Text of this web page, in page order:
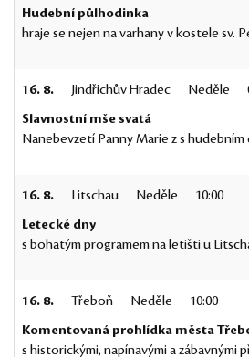
Hudební půlhodinka
hraje se nejen na varhany v kostele sv.
16. 8. Jindřichův Hradec Neděle
Slavnostní mše svatá
Nanebevzetí Panny Marie z s
16. 8. Litschau Neděle
10:00
Letecké dny
s bohatým programem na letišti u
16. 8. Třeboň Neděle
10:00
Komentovaná prohlídka města
s historickými, napínavými a zábavnými